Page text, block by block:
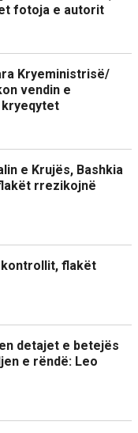
fotoja e autorit
Kryeministrisë/
vendin e
kryeqytet
e Krujës, Bashkia
rrezikojnë
kontrollit, flakët
detajet e betejës
e rëndë: Leo